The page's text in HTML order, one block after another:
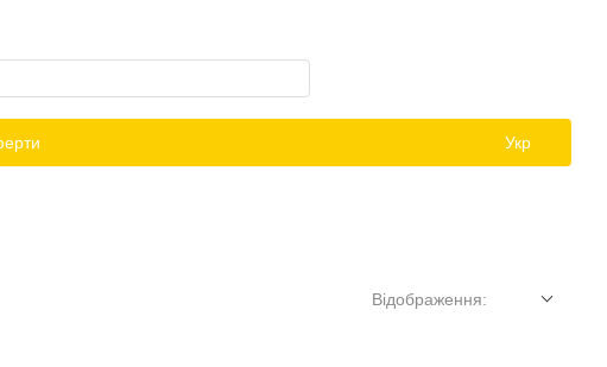
Укр
Відображення: